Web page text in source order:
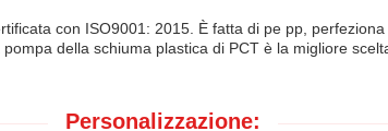
con ISO9001: 2015. È fatta di pe pp,
della schiuma plastica di PCT è la migliore
Personalizzazione: